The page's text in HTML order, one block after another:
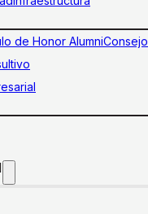
de Honor AlumniConsejo